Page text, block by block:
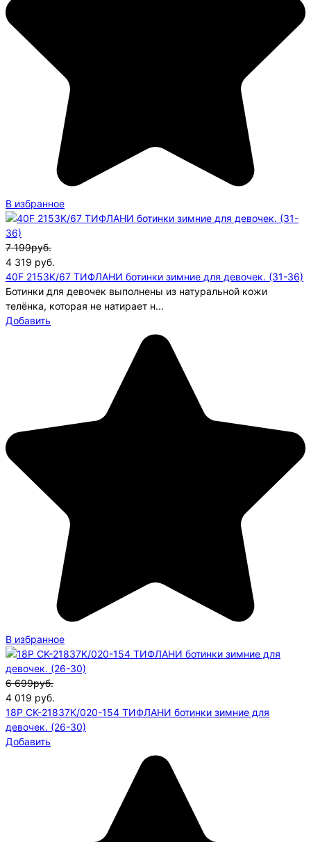
В избранное
7 199руб.
4 319 руб.
40F 2153K/67 ТИФЛАНИ ботинки зимние для девочек. (31-36)
Ботинки для девочек выполнены из натуральной кожи
телёнка, которая не натирает н...
Добавить
В избранное
6 699руб.
4 019 руб.
18P CK-21837K/020-154 ТИФЛАНИ ботинки зимние для
девочек. (26-30)
Добавить